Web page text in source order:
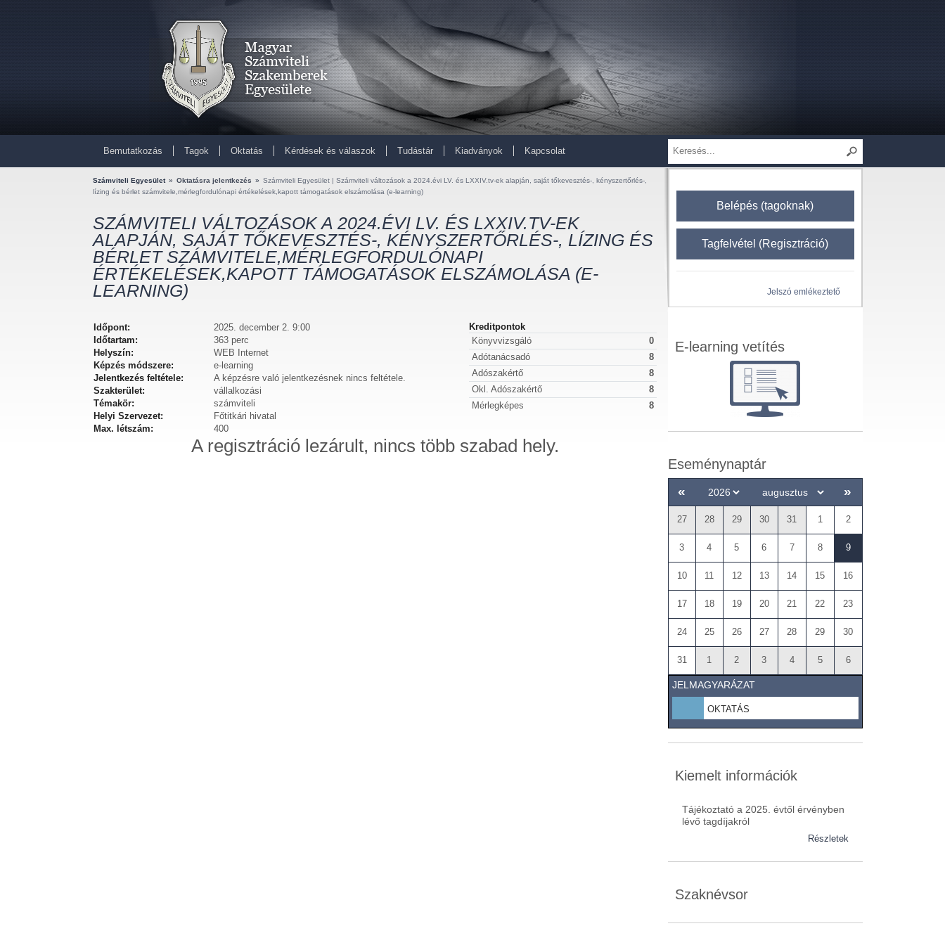
Bemutatkozás Tagok Oktatás Kérdések és válaszok Tudástár Kiadványok Kapcsolat
Számviteli Egyesület » Oktatásra jelentkezés » Számviteli Egyesület | Számviteli változások a 2024.évi LV. és LXXIV.tv-ek alapján, saját tőkevesztés-, kényszertőrlés-,
lízing és bérlet számvitele,mérlegfordulónapi értékelések,kapott támogatások elszámolása (e-learning)
SZÁMVITELI VÁLTOZÁSOK A 2024.ÉVI LV. ÉS LXXIV.TV-EK
ALAPJÁN, SAJÁT TŐKEVESZTÉS-, KÉNYSZERTŐRLÉS-, LÍZING ÉS
BÉRLET SZÁMVITELE,MÉRLEGFORDULÓNAPI
ÉRTÉKELÉSEK,KAPOTT TÁMOGATÁSOK ELSZÁMOLÁSA (E-
LEARNING)
Időpont:
2025. december 2. 9:00
Időtartam:
363 perc
Helyszín:
WEB Internet
Képzés módszere:
e-learning
Jelentkezés feltétele:
A képzésre való jelentkezésnek nincs feltétele.
Szakterület:
vállalkozási
Témakör:
számviteli
Helyi Szervezet:
Főtitkári hivatal
Max. létszám:
400
Kreditpontok
Könyvvizsgáló
0
Adótanácsadó
8
Adószakértő
8
Okl. Adószakértő
8
Mérlegképes
8
A regisztráció lezárult, nincs több szabad hely.
Belépés (tagoknak)
Tagfelvétel (Regisztráció)
Jelszó emlékeztető
E-learning vetítés
Eseménynaptár
« »
27 28 29 30 31 1 2
3 4 5 6 7 8 9
10 11 12 13 14 15 16
17 18 19 20 21 22 23
24 25 26 27 28 29 30
31 1 2 3 4 5 6
JELMAGYARÁZAT
OKTATÁS
Kiemelt információk
Tájékoztató a 2025. évtől érvényben
lévő tagdíjakról
Részletek
Szaknévsor